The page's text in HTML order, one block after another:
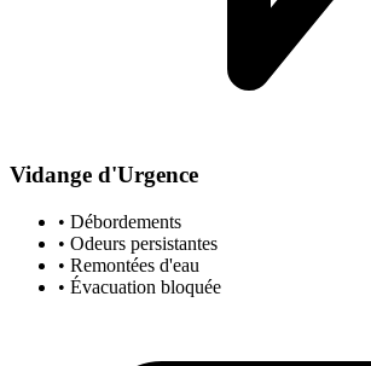
Vidange d'Urgence
• Débordements
• Odeurs persistantes
• Remontées d'eau
• Évacuation bloquée